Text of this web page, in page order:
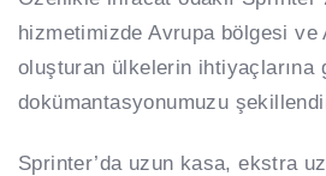
hizmetimizde Avrupa bölgesi ve
oluşturan ülkelerin ihtiyaçlarına
dokümantasyonumuzu
Sprinter’da uzun kasa, ekstra